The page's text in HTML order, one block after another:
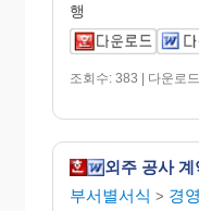
행
조회수: 383 | 다운로
외주 공사 계
부서별서식 > 경영